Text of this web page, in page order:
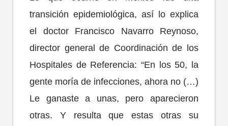
transición epidemiológica, así lo explica
el doctor Francisco Navarro Reynoso,
director general de Coordinación de los
Hospitales de Referencia: “En los 50, la
gente moría de infecciones, ahora no (…)
Le ganaste a unas, pero aparecieron
otras. Y resulta que estas otras su